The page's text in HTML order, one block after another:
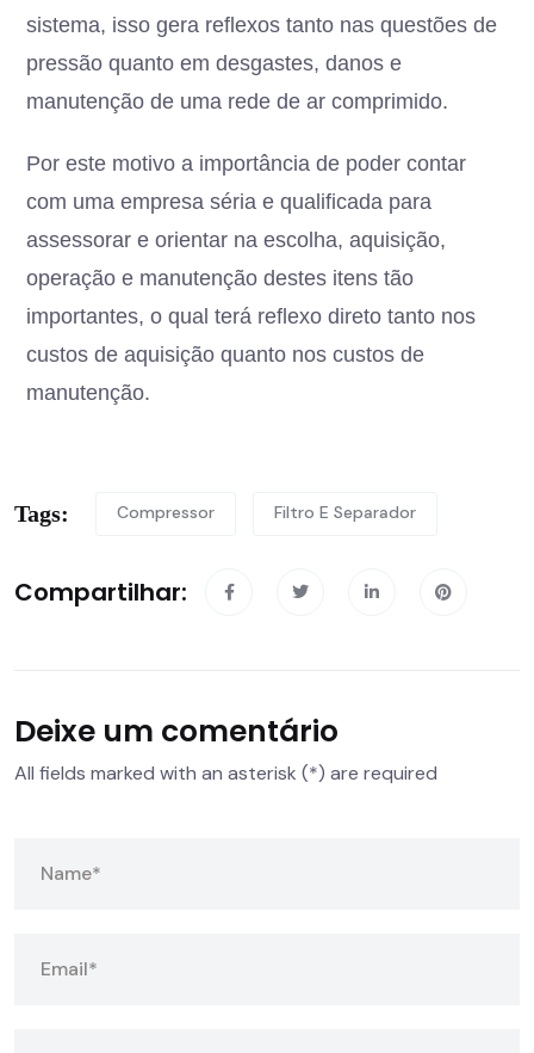
sistema, isso gera reflexos tanto nas questões de
pressão quanto em desgastes, danos e
manutenção de uma rede de ar comprimido.
Por este motivo a importância de poder contar
com uma empresa séria e qualificada para
assessorar e orientar na escolha, aquisição,
operação e manutenção destes itens tão
importantes, o qual terá reflexo direto tanto nos
custos de aquisição quanto nos custos de
manutenção.
Tags: Compressor Filtro E Separador
Compartilhar:
Deixe um comentário
All fields marked with an asterisk (*) are required